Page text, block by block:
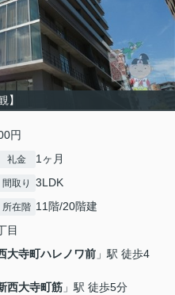
】
円
礼金 1ヶ月
間取り 3LDK
所在階 11階/20階建
目
大寺町ハレノワ前 」駅 徒歩4
西大寺町筋 」駅 徒歩5分